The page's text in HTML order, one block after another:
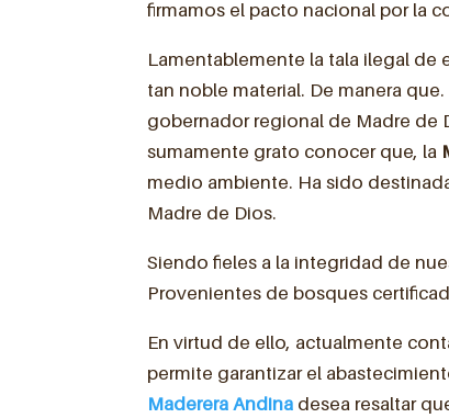
firmamos el pacto nacional por la
Lamentablemente la tala ilegal de
tan noble material. De manera
gobernador regional de Madre de
sumamente grato conocer que, la
medio ambiente. Ha sido
Madre de Dios.
Siendo fieles a la integridad de
Provenientes de bosques
En virtud de ello, actualmente
permite garantizar el
Maderera Andina desea resaltar